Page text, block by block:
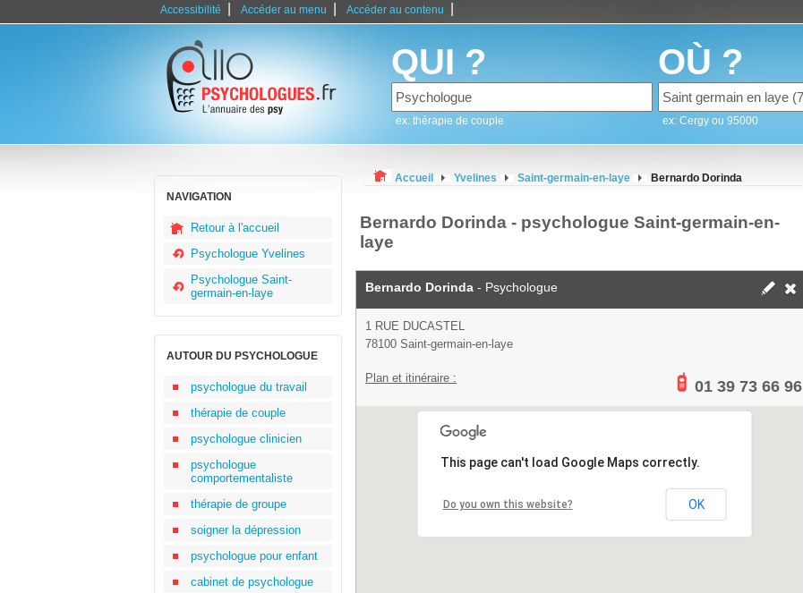
Accessibilité Accéder au menu Accéder au contenu
QUI ?
ex: thérapie de couple
OÙ ?
ex: Cergy ou 95000
NAVIGATION
Retour à l'accueil
Psychologue Yvelines
Psychologue Saint-
germain-en-laye
AUTOUR DU PSYCHOLOGUE
psychologue du travail
thérapie de couple
psychologue clinicien
psychologue
comportementaliste
thérapie de groupe
soigner la dépression
psychologue pour enfant
cabinet de psychologue
Accueil Yvelines Saint-germain-en-laye Bernardo Dorinda
Bernardo Dorinda - psychologue Saint-germain-en-
laye
Bernardo Dorinda - Psychologue
1 RUE DUCASTEL
78100 Saint-germain-en-laye
Plan et itinéraire : 01 39 73 66 96
This page can't load Google Maps correctly.
Do you own this website? OK